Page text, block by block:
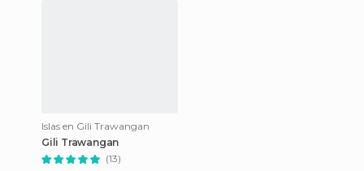
Islas en Gili Trawangan
Gili Trawangan
(13)